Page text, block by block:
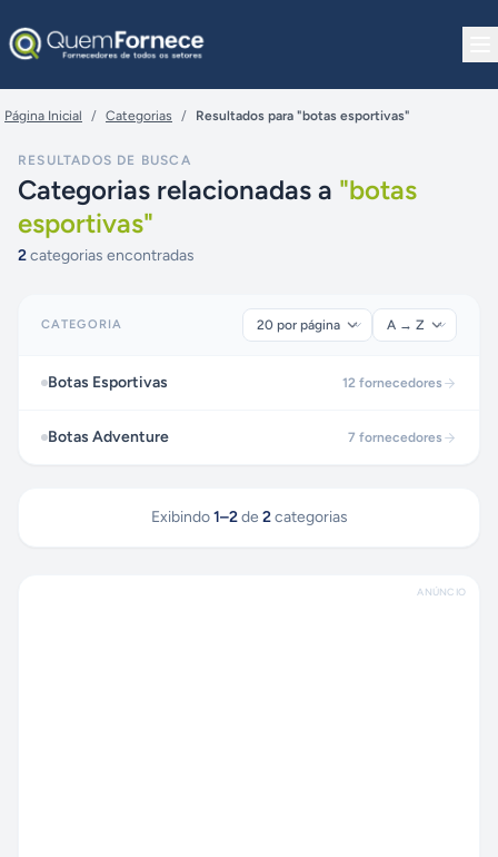
Página Inicial / Categorias / Resultados para "botas esportivas"
RESULTADOS DE BUSCA
Categorias relacionadas a "botas
esportivas"
2categorias encontradas
CATEGORIA
Botas Esportivas 12 fornecedores
Botas Adventure 7 fornecedores
Exibindo 1–2 de 2 categorias
ANÚNCIO